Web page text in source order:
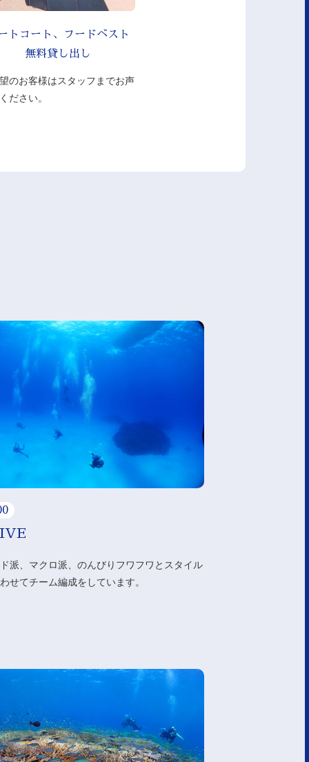
トコート、フードベスト
無料貸し出し
のお客様はスタッフまでお声
ださい。
派、マクロ派、のんびりフワフワとスタイル
せてチーム編成をしています。